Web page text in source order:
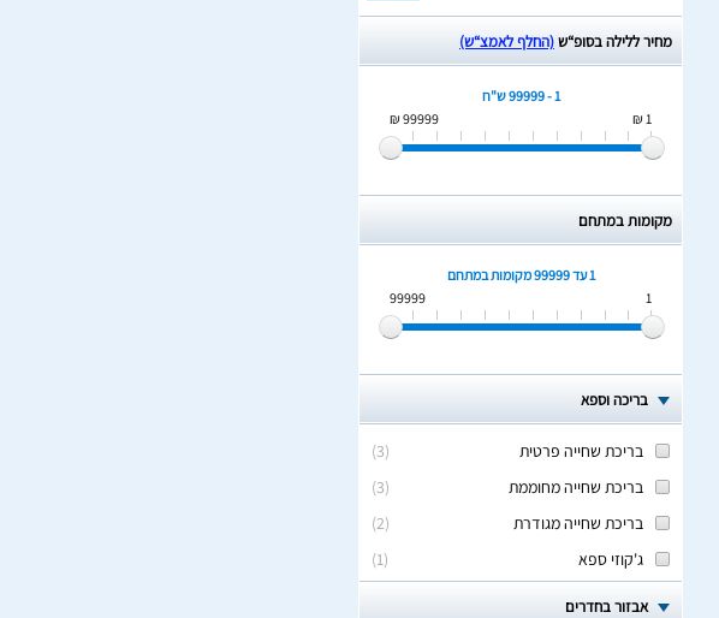
מחיר ללילה בסופ“ש(החלף לאמצ“ש)
1 - 99999 ש"ח
1 ₪
99999 ₪
מקומות במתחם
1 עד 99999
מקומות במתחם
1
99999
בריכה וספא
(
3
)
בריכת שחייה פרטית
(
3
)
בריכת שחייה מחוממת
(
2
)
בריכת שחייה מגודרת
(
1
) ג'קוזי ספא
אבזור בחדרים